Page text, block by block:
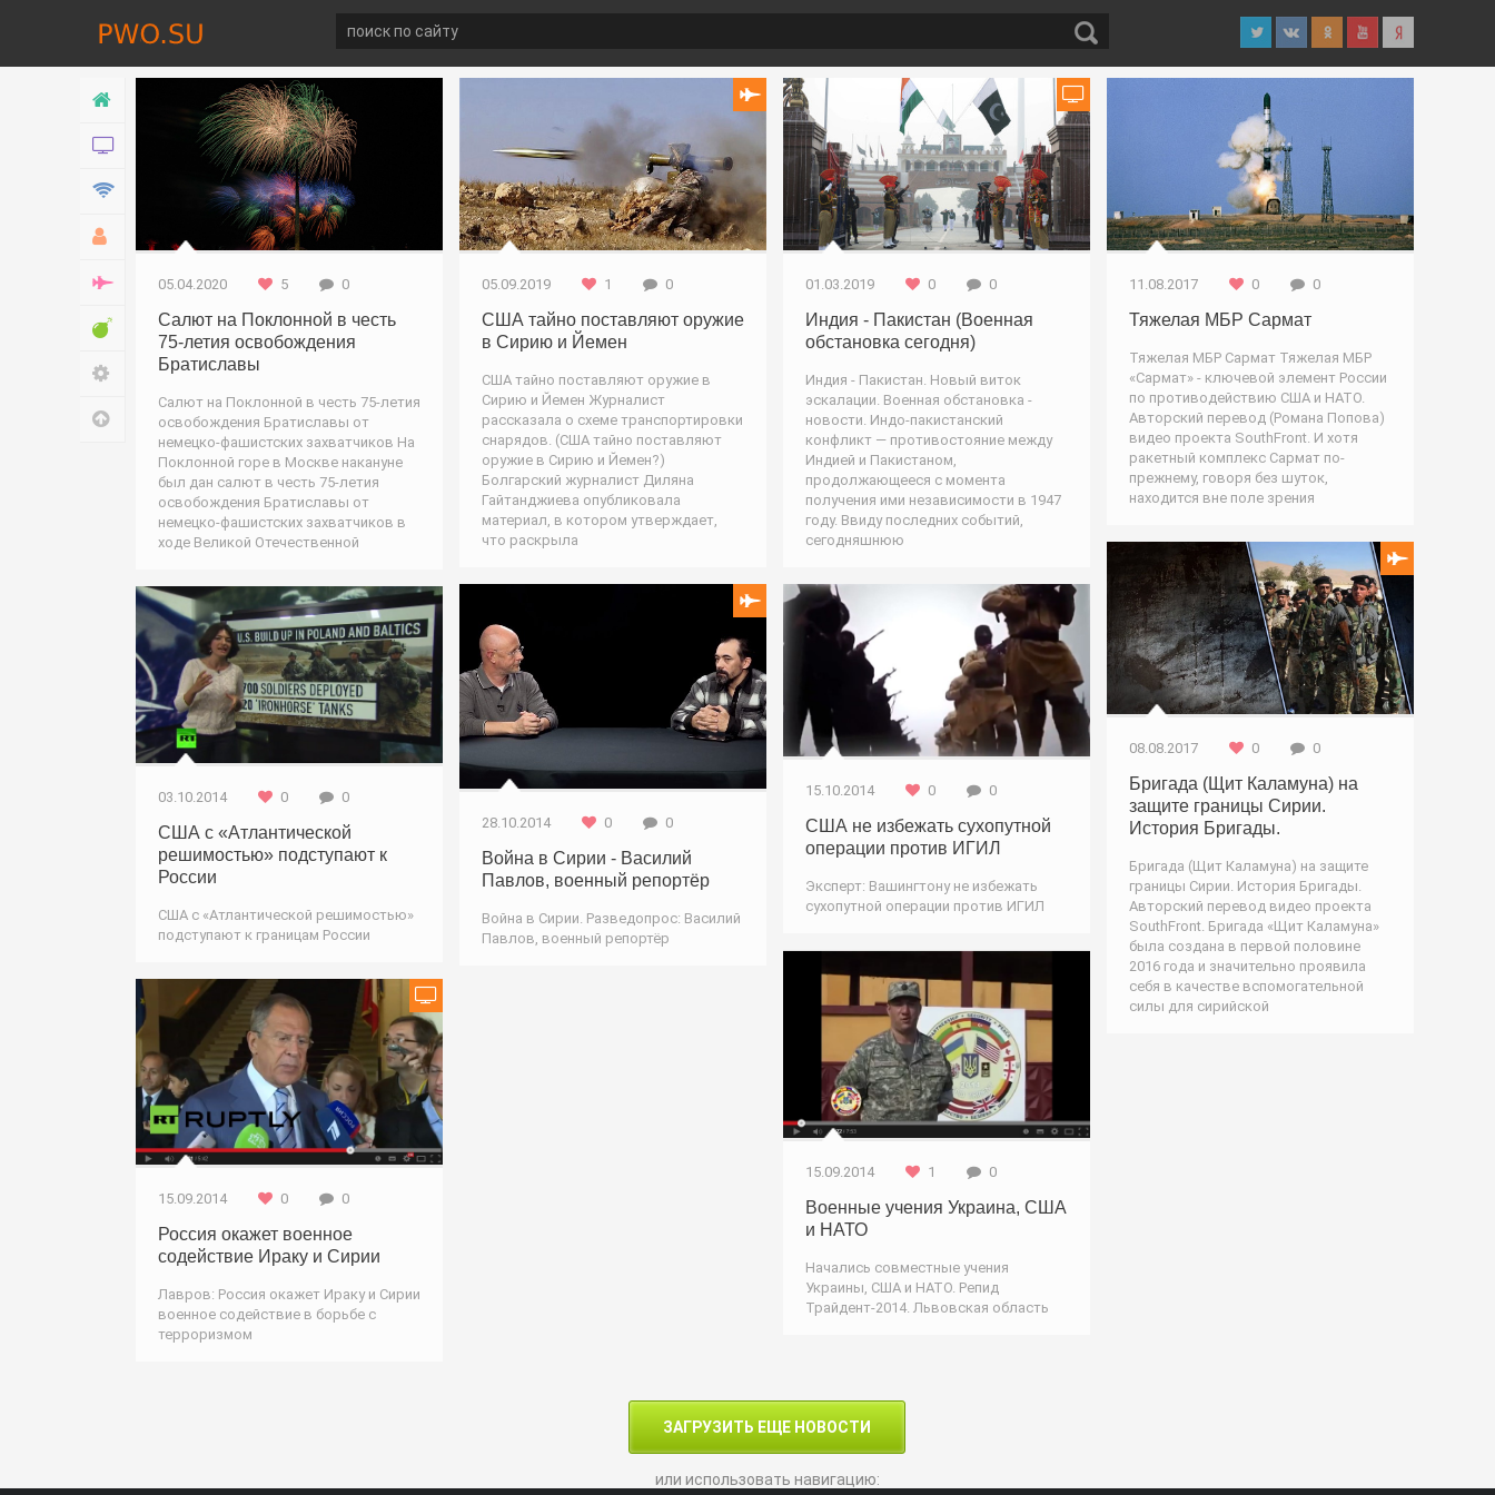
Новости
Технологии
Хобби
Война
Развлечение
Настройки
Наверх
05.04.2020 5 0
Салют на Поклонной в честь
75-летия освобождения
Братиславы
Салют на Поклонной в честь 75-летия
освобождения Братиславы от
немецко-фашистских захватчиков На
Поклонной горе в Москве накануне
был дан салют в честь 75-летия
освобождения Братиславы от
немецко-фашистских захватчиков в
ходе Великой Отечественной
05.09.2019 1 0
США тайно поставляют оружие
в Сирию и Йемен
США тайно поставляют оружие в
Сирию и Йемен Журналист
рассказала о схеме транспортировки
снарядов. (США тайно поставляют
оружие в Сирию и Йемен?)
Болгарский журналист Диляна
Гайтанджиева опубликовала
материал, в котором утверждает,
что раскрыла
01.03.2019 0 0
Индия - Пакистан (Военная
обстановка сегодня)
Индия - Пакистан. Новый виток
эскалации. Военная обстановка -
новости. Индо-пакистанский
конфликт — противостояние между
Индией и Пакистаном,
продолжающееся с момента
получения ими независимости в 1947
году. Ввиду последних событий,
сегодняшнюю
11.08.2017 0 0
Тяжелая МБР Сармат
Тяжелая МБР Сармат Тяжелая МБР
«Сармат» - ключевой элемент России
по противодействию США и НАТО.
Авторский перевод (Романа Попова)
видео проекта SouthFront. И хотя
ракетный комплекс Сармат по-
прежнему, говоря без шуток,
находится вне поле зрения
08.08.2017 0 0
Бригада (Щит Каламуна) на
защите границы Сирии.
История Бригады.
Бригада (Щит Каламуна) на защите
границы Сирии. История Бригады.
Авторский перевод видео проекта
SouthFront. Бригада «Щит Каламуна»
была создана в первой половине
2016 года и значительно проявила
себя в качестве вспомогательной
силы для сирийской
28.10.2014 0 0
Война в Сирии - Василий
Павлов, военный репортёр
Война в Сирии. Разведопрос: Василий
Павлов, военный репортёр
15.10.2014 0 0
США не избежать сухопутной
операции против ИГИЛ
Эксперт: Вашингтону не избежать
сухопутной операции против ИГИЛ
03.10.2014 0 0
США с «Атлантической
решимостью» подступают к
России
США с «Атлантической решимостью»
подступают к границам России
15.09.2014 1 0
Военные учения Украина, США
и НАТО
Начались совместные учения
Украины, США и НАТО. Репид
Трайдент-2014. Львовская область
15.09.2014 0 0
Россия окажет военное
содействие Ираку и Сирии
Лавров: Россия окажет Ираку и Сирии
военное содействие в борьбе с
терроризмом
ЗАГРУЗИТЬ ЕЩЕ НОВОСТИ
или использовать навигацию: